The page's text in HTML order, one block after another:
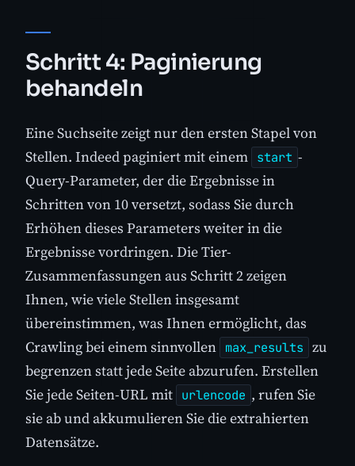
Schritt 4: Paginierung
behandeln
Eine Suchseite zeigt nur den ersten Stapel von
Stellen. Indeed paginiert mit einem start -
Query-Parameter, der die Ergebnisse in
Schritten von 10 versetzt, sodass Sie durch
Erhöhen dieses Parameters weiter in die
Ergebnisse vordringen. Die Tier-
Zusammenfassungen aus Schritt 2 zeigen
Ihnen, wie viele Stellen insgesamt
übereinstimmen, was Ihnen ermöglicht, das
Crawling bei einem sinnvollen max_results zu
begrenzen statt jede Seite abzurufen. Erstellen
Sie jede Seiten-URL mit urlencode , rufen Sie
sie ab und akkumulieren Sie die extrahierten
Datensätze.